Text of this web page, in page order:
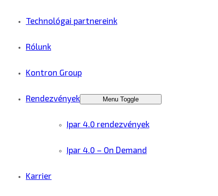
Technológai partnereink
Rólunk
Kontron Group
Rendezvények Menu Toggle
Ipar 4.0 rendezvények
Ipar 4.0 – On Demand
Karrier